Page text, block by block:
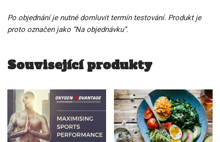
Po objednání je nutné domluvit termín testování. Produkt je
proto označen jako “Na objednávku”.
Související produkty